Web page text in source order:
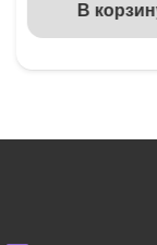
В корзину